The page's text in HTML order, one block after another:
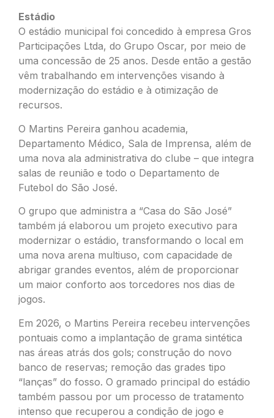
Estádio
O estádio municipal foi concedido à empresa Gros
Participações Ltda, do Grupo Oscar, por meio de
uma concessão de 25 anos. Desde então a gestão
vêm trabalhando em intervenções visando à
modernização do estádio e à otimização de
recursos.
O Martins Pereira ganhou academia,
Departamento Médico, Sala de Imprensa, além de
uma nova ala administrativa do clube – que integra
salas de reunião e todo o Departamento de
Futebol do São José.
O grupo que administra a “Casa do São José”
também já elaborou um projeto executivo para
modernizar o estádio, transformando o local em
uma nova arena multiuso, com capacidade de
abrigar grandes eventos, além de proporcionar
um maior conforto aos torcedores nos dias de
jogos.
Em 2026, o Martins Pereira recebeu intervenções
pontuais como a implantação de grama sintética
nas áreas atrás dos gols; construção do novo
banco de reservas; remoção das grades tipo
“lanças” do fosso. O gramado principal do estádio
também passou por um processo de tratamento
intenso que recuperou a condição de jogo e